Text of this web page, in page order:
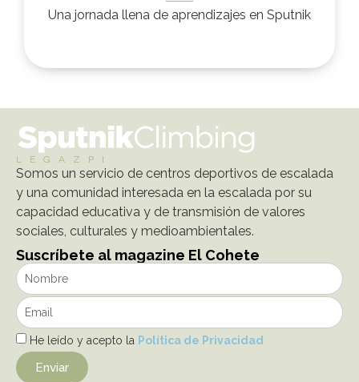
Una jornada llena de aprendizajes en Sputnik
LEGAZPI
Somos un servicio de centros deportivos de escalada
y una comunidad interesada en la escalada por su
capacidad educativa y de transmisión de valores
sociales, culturales y medioambientales.
Suscríbete al magazine El Cohete
He leído y acepto la Política de Privacidad
Enviar